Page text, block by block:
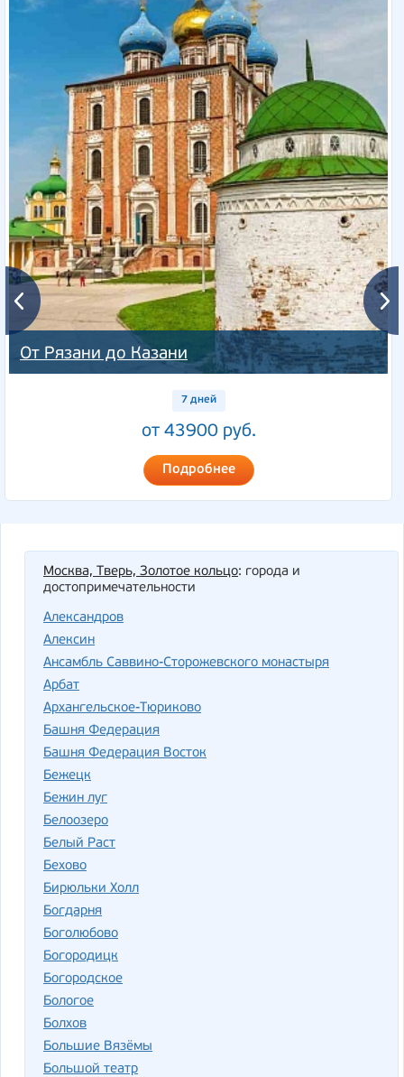
От Рязани до Казани
7 дней
от 43900 руб.
Подробнее
Москва, Тверь, Золотое кольцо: города и
достопримечательности
Александров
Алексин
Ансамбль Саввино-Сторожевского монастыря
Арбат
Архангельское-Тюриково
Башня Федерация
Башня Федерация Восток
Бежецк
Бежин луг
Белоозеро
Белый Раст
Бехово
Бирюльки Холл
Богдарня
Боголюбово
Богородицк
Богородское
Бологое
Болхов
Большие Вязёмы
Большой театр